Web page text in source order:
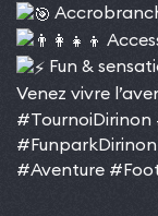
Fun &
Venez vivre
#TournoiDirinon
#FunparkDirinon
#Aventure